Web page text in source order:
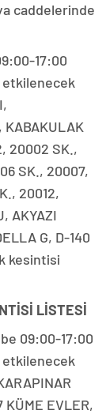
caddelerinde
17:00
KABAKULAK
20002 SK.,
SK., 20007,
20012,
AKYAZI
G, D-140
kesintisi
LİSTESİ
09:00-17:00
KÜME EVLER,